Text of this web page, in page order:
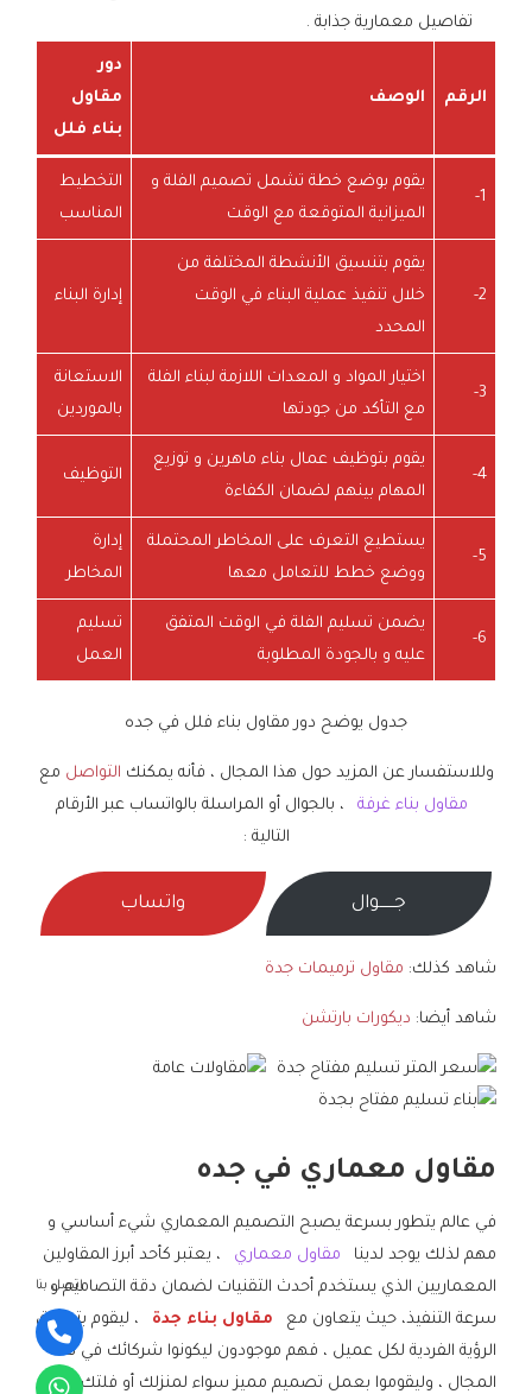
تفاصيل معمارية جذابة .
الرقم الوصف
دور
مقاول
بناء فلل
1-
يقوم بوضع خطة تشمل تصميم الفلة و
الميزانية المتوقعة مع الوقت
التخطيط
المناسب
2-
يقوم بتنسيق الأنشطة المختلفة من
خلال تنفيذ عملية البناء في الوقت
المحدد
إدارة البناء
3-
اختيار المواد و المعدات اللازمة لبناء الفلة
مع التأكد من جودتها
الاستعانة
بالموردين
4-
يقوم بتوظيف عمال بناء ماهرين و توزيع
المهام بينهم لضمان الكفاءة
التوظيف
5-
يستطيع التعرف على المخاطر المحتملة
ووضع خطط للتعامل معها
إدارة
المخاطر
6-
يضمن تسليم الفلة في الوقت المتفق
عليه و بالجودة المطلوبة
تسليم
العمل
جدول يوضح دور مقاول بناء فلل في جده
وللاستفسار عن المزيد حول هذا المجال ، فأنه يمكنك التواصل مع
مقاول بناء غرفة
، بالجوال أو المراسلة بالواتساب عبر الأرقام
التالية :
جــــــوال واتساب
شاهد كذلك: مقاول ترميمات جدة
شاهد أيضا: ديكورات بارتشن
مقاول معماري في جده
في عالم يتطور بسرعة يصبح التصميم المعماري شيء أساسي و
مهم لذلك يوجد لدينا
مقاول معماري
، يعتبر كأحد أبرز المقاولين
المعماريين الذي يستخدم أحدث التقنيات لضمان دقة التصاميم و
سرعة التنفيذ، حيث يتعاون مع
مقاول بناء جدة
، ليقوم بتحقيق
الرؤية الفردية لكل عميل ، فهم موجودون ليكونوا شركائك في هذا
المجال ، وليقوموا بعمل تصميم مميز سواء لمنزلك أو فلتك.
اتصل بنا